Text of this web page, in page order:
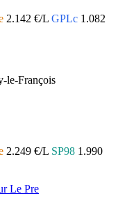
2.142 €/L GPLc 1.082
le-François
2.249 €/L SP98 1.990
Le Pre